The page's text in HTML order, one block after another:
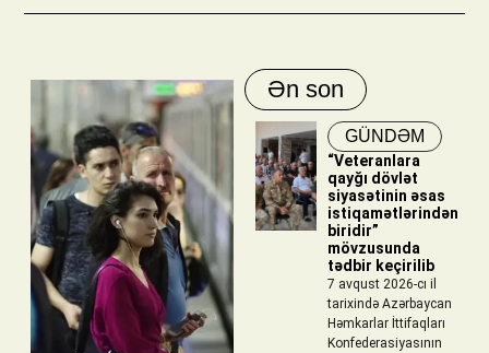
Ən son
GÜNDƏM
“Veteranlara
qayğı dövlət
siyasətinin əsas
istiqamətlərindən
biridir”
mövzusunda
tədbir keçirilib
7 avqust 2026-cı il
tarixində Azərbaycan
Həmkarlar İttifaqları
Konfederasiyasının